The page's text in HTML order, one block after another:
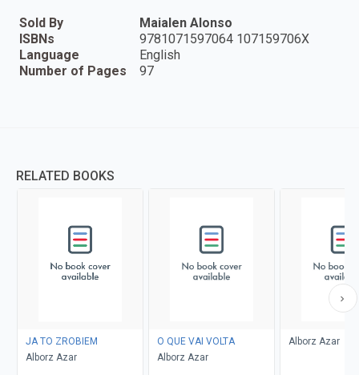
Sold By
Maialen Alonso
ISBNs
9781071597064 107159706X
Language
English
Number of Pages
97
RELATED BOOKS
JA TO ZROBIEM
Alborz Azar
O QUE VAI VOLTA
Alborz Azar
Alborz Azar